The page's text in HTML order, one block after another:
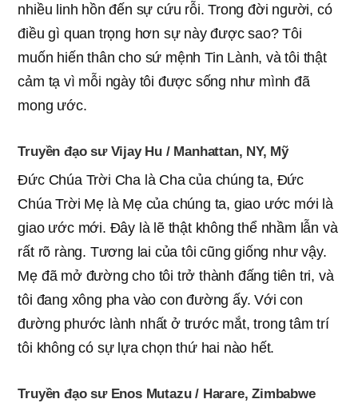
nhiều linh hồn đến sự cứu rỗi. Trong đời người, có
điều gì quan trọng hơn sự này được sao? Tôi
muốn hiến thân cho sứ mệnh Tin Lành, và tôi thật
cảm tạ vì mỗi ngày tôi được sống như mình đã
mong ước.
Truyền đạo sư Vijay Hu / Manhattan, NY, Mỹ
Đức Chúa Trời Cha là Cha của chúng ta, Đức
Chúa Trời Mẹ là Mẹ của chúng ta, giao ước mới là
giao ước mới. Đây là lẽ thật không thể nhầm lẫn và
rất rõ ràng. Tương lai của tôi cũng giống như vậy.
Mẹ đã mở đường cho tôi trở thành đấng tiên tri, và
tôi đang xông pha vào con đường ấy. Với con
đường phước lành nhất ở trước mắt, trong tâm trí
tôi không có sự lựa chọn thứ hai nào hết.
Truyền đạo sư Enos Mutazu / Harare, Zimbabwe